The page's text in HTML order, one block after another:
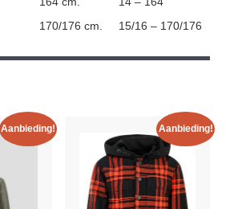
170/176 cm. 15/16 – 170/176
Aanbieding! Aanbieding!